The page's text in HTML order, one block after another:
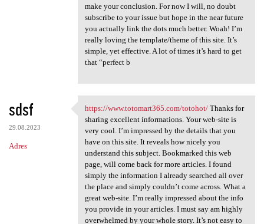
make your conclusion. For now I will, no doubt
subscribe to your issue but hope in the near future
you actually link the dots much better. Woah! I’m
really loving the template/theme of this site. It’s
simple, yet effective. A lot of times it’s hard to get
that “perfect b
sdsf
29.08.2023
Adres
https://www.totomart365.com
https://www.totomart365.com/totohot/Thanks for
sharing excellent informations. Your web-site is
very cool. I’m impressed by the details that you
have on this site. It reveals how nicely you
understand this subject. Bookmarked this web
page, will come back for more articles. I found
simply the information I already searched all over
the place and simply couldn’t come across. What a
great web-site. I’m really impressed about the info
you provide in your articles. I must say am highly
overwhelmed by your whole story. It’s not easy to